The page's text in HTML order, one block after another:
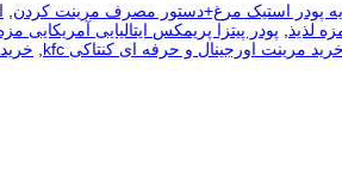
پودر استیک مرغ+دستور مصرف مرینت کردن
لذیذ پودر پیتزا پریمکس ایتالیایی آمریکایی
خرید مرینت اورجینال و حرفه ای کنتاکی kfc